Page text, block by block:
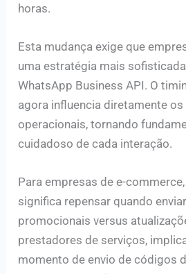
horas.
Esta mudança exige que
uma estratégia mais
WhatsApp Business API. O
agora influencia diretamente
operacionais, tornando
cuidadoso de cada interação.
Para empresas de e-
significa repensar quando
promocionais versus
prestadores de serviços,
momento de envio de códigos